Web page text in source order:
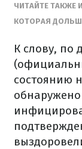
ЧИТАЙТЕ
КОТОРАЯ
К слову, по
состоянию
обнаружено